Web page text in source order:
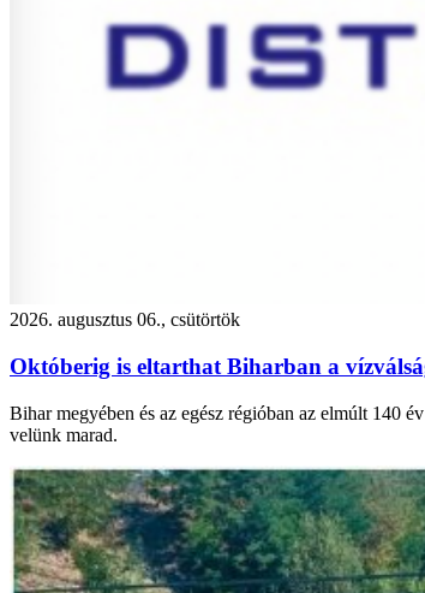
2026. augusztus 06., csütörtök
Októberig is eltarthat Biharban a
Bihar megyében és az egész régióban az elmúlt 140
velünk marad.